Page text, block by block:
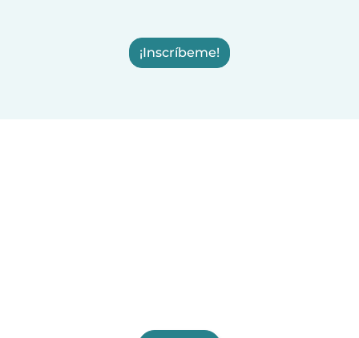
¡Inscríbeme!